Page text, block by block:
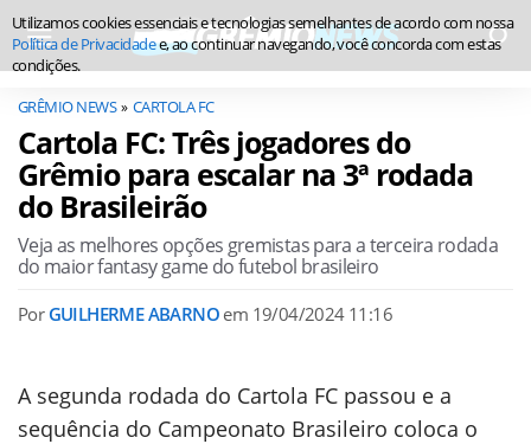
GRÊMIO NEWS CARTOLA FC
Cartola FC: Três jogadores do
Grêmio para escalar na 3ª rodada
do Brasileirão
Veja as melhores opções gremistas para a terceira rodada
do maior fantasy game do futebol brasileiro
Por GUILHERME ABARNO em 19/04/2024 11:16
A segunda rodada do Cartola FC passou e a
sequência do Campeonato Brasileiro coloca o
Utilizamos cookies essenciais e tecnologias semelhantes de acordo com nossa
Política de Privacidadee, ao continuar navegando, você concorda com estas
condições.